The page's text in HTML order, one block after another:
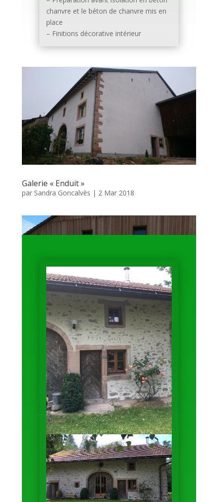
chanvre et le béton de chanvre mis en
place
– Finitions décorative intérieur
Galerie « Enduit »
par Sandra Goncalvès | 2 Mar 2018
Galerie "Enduit"